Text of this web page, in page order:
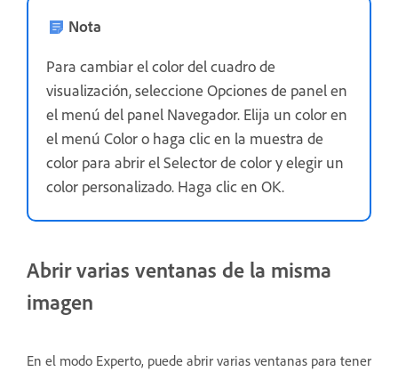
Nota
Para cambiar el color del cuadro de
visualización, seleccione Opciones de panel en
el menú del panel Navegador. Elija un color en
el menú Color o haga clic en la muestra de
color para abrir el Selector de color y elegir un
color personalizado. Haga clic en OK.
Abrir varias ventanas de la misma
imagen
En el modo Experto, puede abrir varias ventanas para tener